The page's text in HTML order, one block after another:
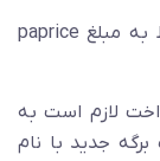
برای گرفتن مبلغ از کاربر باید اسم فیلد مربوط به مبلغ paprice
لازم است به
جدید با نام